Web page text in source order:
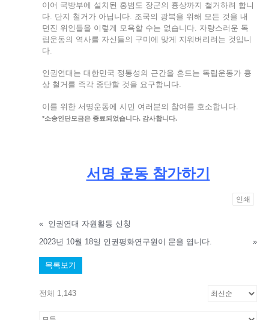
이어 국방부에 설치된 홍범도 장군의 흉상까지 철거하려 합니
다. 단지 철거가 아닙니다. 조국의 광복을 위해 모든 것을 내
던진 위인들을 이렇게 모욕할 수는 없습니다. 자랑스러운 독
립운동의 역사를 자신들의 구미에 맞게 지워버리려는 것입니
다.
인권연대는 대한민국 정통성의 근간을 흔드는 독립운동가 흉
상 철거를 즉각 중단할 것을 요구합니다.
이를 위한 서명운동에 시민 여러분의 참여를 호소합니다.
*소송인단모금은 종료되었습니다. 감사합니다.
서명 운동 참가하기
인쇄
« 인권연대 자원활동 신청
2023년 10월 18일 인권평화연구원이 문을 엽니다.
»
목록보기
전체 1,143